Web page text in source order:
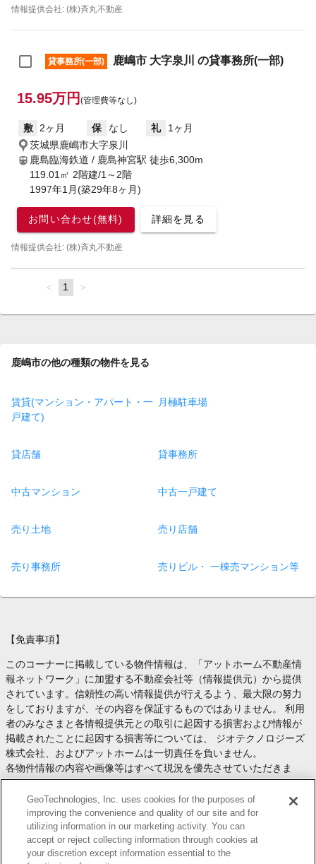
情報提供会社: (株)斉丸不動産
貸事務所(一部) 鹿嶋市 大字泉川 の貸事務所(一部)
15.95万円 (管理費等なし)
敷 2ヶ月 保 なし 礼
1ヶ月
茨城県鹿嶋市大字泉川
鹿島臨海鉄道 / 鹿島神宮駅 徒歩6,300m
119.01㎡ 2階建/1～2階
1997年1月(築29年8ヶ月)
お問い合わせ(無料) 詳細を見る
情報提供会社: (株)斉丸不動産
page
You're
page
1 page
鹿嶋市の他の種類の物件を見る
賃貸(マンション・アパート・一
戸建て)
月極駐車場
貸店舗 貸事務所
中古マンション 中古一戸建て
売り土地 売り店舗
売り事務所 売りビル・ 一棟売マンション等
【免責事項】
このコーナーに掲載している物件情報は、「アットホーム不動産情
報ネットワーク」に加盟する不動産会社等（情報提供元）から提供
されています。信頼性の高い情報提供が行えるよう、最大限の努力
をしておりますが、その内容を保証するものではありません。 利用
者のみなさまと各情報提供元との取引に起因する損害および情報が
掲載されたことに起因する損害等については、 ジオテクノロジーズ
株式会社、およびアットホームは一切責任を負いません。
各物件情報の内容や画像等はすべて現況を優先させていただきま
す。
お取引等（お取引の準備、資金調達等を含みます）の際には、内容
や契約条件等について、 各情報提供元より十分な説明を受け、ご自
身でご確認の上、判断してください。
このコーナーへの物件情報のご掲載、その他不動産業務ソリューシ
ョン等についての不動産会社様のお問合せはこちら
GeoTechnologies, Inc. uses cookies for the purposes of
improving the convenience and quality of our site and for
utilizing information in our marketing activity. You can
accept or reject collecting information through cookies at
your discretion except information essential to the